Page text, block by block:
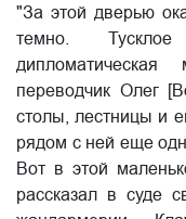
"За этой дверью
темно.
переводчик Олег
столы, лестницы и
рядом с ней еще
Вот в этой
рассказал в суде